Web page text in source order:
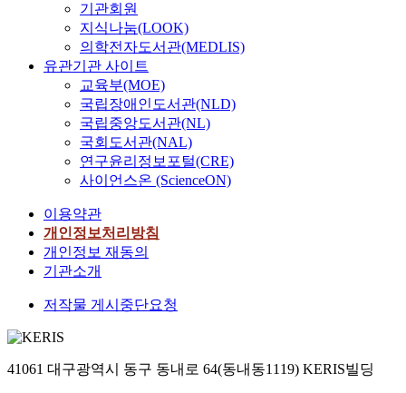
기관회원
지식나눔(LOOK)
의학전자도서관(MEDLIS)
유관기관 사이트
교육부(MOE)
국립장애인도서관(NLD)
국립중앙도서관(NL)
국회도서관(NAL)
연구윤리정보포털(CRE)
사이언스온 (ScienceON)
이용약관
개인정보처리방침
개인정보 재동의
기관소개
저작물 게시중단요청
41061 대구광역시 동구 동내로 64(동내동1119) KERIS빌딩